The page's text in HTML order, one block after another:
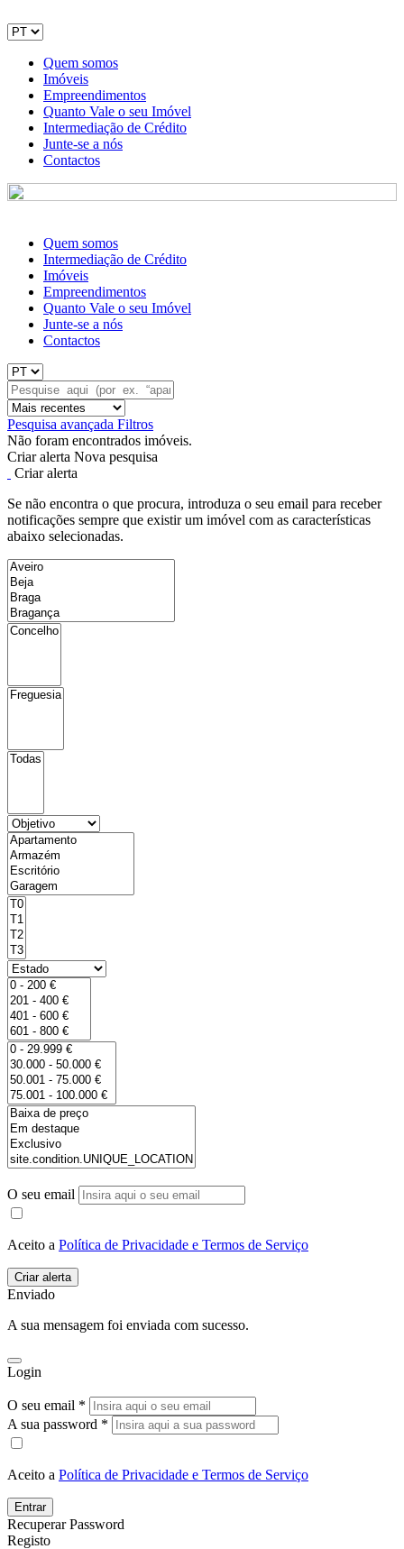
Quem somos
Imóveis
Empreendimentos
Quanto Vale o seu Imóvel
Intermediação de Crédito
Junte-se a nós
Contactos
Quem somos
Intermediação de Crédito
Imóveis
Empreendimentos
Quanto Vale o seu Imóvel
Junte-se a nós
Contactos
Pesquisa avançada Filtros
Não foram encontrados imóveis.
Criar alerta Nova pesquisa
Criar alerta
Se não encontra o que procura, introduza o seu email para receber
notificações sempre que existir um imóvel com as características
abaixo selecionadas.
O seu email
Aceito a Política de Privacidade e Termos de Serviço
Enviado
A sua mensagem foi enviada com sucesso.
Login
O seu email *
A sua password *
Aceito a Política de Privacidade e Termos de Serviço
Entrar
Recuperar Password
Registo